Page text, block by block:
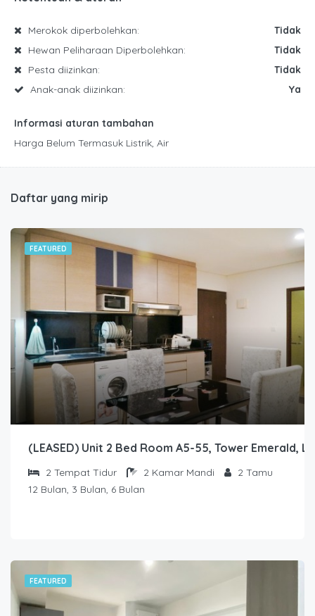
Merokok diperbolehkan:
Tidak
Hewan Peliharaan Diperbolehkan:
Tidak
Pesta diizinkan:
Tidak
Anak-anak diizinkan:
Ya
Informasi aturan tambahan
Harga Belum Termasuk Listrik, Air
Daftar yang mirip
FEATURED
(LEASED) Unit 2 Bed Room A5-55, Tower Emerald,
2 Tempat Tidur 2 Kamar Mandi 2 Tamu
12 Bulan, 3 Bulan, 6 Bulan
FEATURED